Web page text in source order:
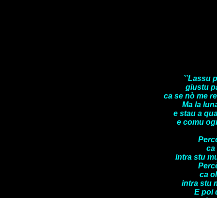
``Lassu
giustu
ca se nò me
Ma la
e stau a
e comu
ca
intra stu
ca
intra stu
E poi